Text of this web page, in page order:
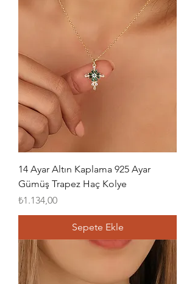
14 Ayar Altın Kaplama 925 Ayar
Gümüş Trapez Haç Kolye
Fiyat
₺1.134,00
Sepete Ekle